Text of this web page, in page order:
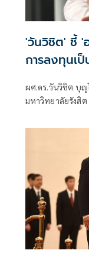
'วันวิชิต' ชี้ '
การลงทุนเ
ผศ.ดร.วันวิชิต บุญ
มหาวิทยาลัยรังสิ